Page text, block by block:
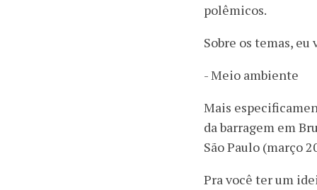
polêmicos.
Sobre os temas,
- Meio ambiente
Mais
da barragem em
São Paulo (março
Pra você ter um